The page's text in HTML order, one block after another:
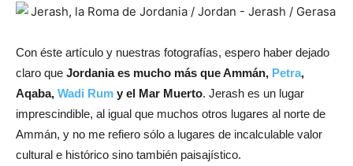
Con éste artículo y nuestras fotografías, espero haber dejado
claro que Jordania es mucho más que Ammán, Petra,
Aqaba, Wadi Rum y el Mar Muerto. Jerash es un lugar
imprescindible, al igual que muchos otros lugares al norte de
Ammán, y no me refiero sólo a lugares de incalculable valor
cultural e histórico sino también paisajístico.